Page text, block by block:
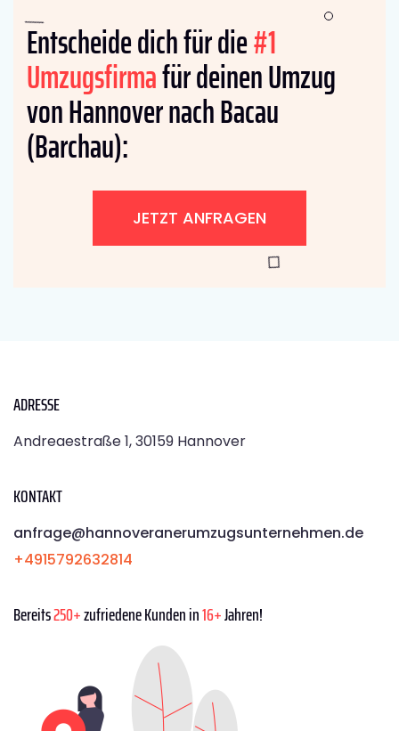
Entscheide dich für die#1
Umzugsfirmafür deinen Umzug
von Hannover nach Bacau
(Barchau):
JETZT ANFRAGEN
ADRESSE
Andreaestraße 1, 30159 Hannover
KONTAKT
anfrage@hannoveranerumzugsunternehmen.de
+4915792632814
Bereits250+zufriedene Kunden in16+Jahren!